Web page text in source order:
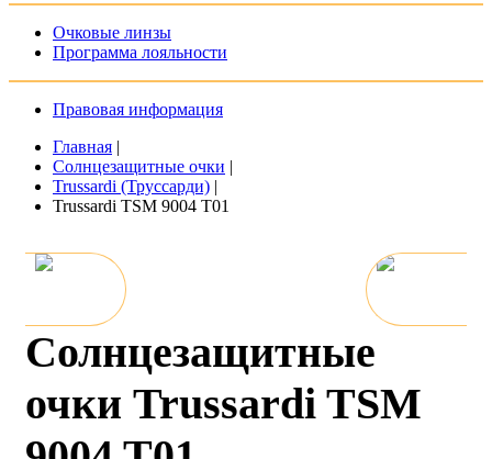
Очковые линзы
Программа лояльности
Правовая информация
Главная |
Солнцезащитные очки |
Trussardi (Труссарди) |
Trussardi TSM 9004 T01
Солнцезащитные
очки Trussardi TSM